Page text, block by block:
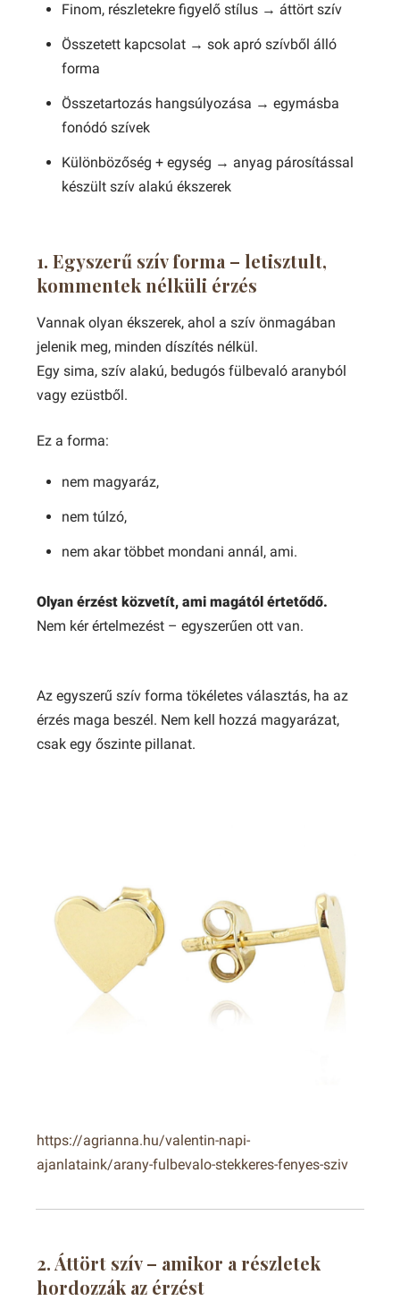
Finom, részletekre figyelő stílus → áttört szív
Összetett kapcsolat → sok apró szívből álló
forma
Összetartozás hangsúlyozása → egymásba
fonódó szívek
Különbözőség + egység → anyag párosítással
készült szív alakú ékszerek
1. Egyszerű szív forma – letisztult,
kommentek nélküli érzés
Vannak olyan ékszerek, ahol a szív önmagában
jelenik meg, minden díszítés nélkül.
Egy sima, szív alakú, bedugós fülbevaló aranyból
vagy ezüstből.
Ez a forma:
nem magyaráz,
nem túlzó,
nem akar többet mondani annál, ami.
Olyan érzést közvetít, ami magától értetődő.
Nem kér értelmezést – egyszerűen ott van.
Az egyszerű szív forma tökéletes választás, ha az
érzés maga beszél. Nem kell hozzá magyarázat,
csak egy őszinte pillanat.
https://agrianna.hu/valentin-napi-
ajanlataink/arany-fulbevalo-stekkeres-fenyes-sziv
2. Áttört szív – amikor a részletek
hordozzák az érzést